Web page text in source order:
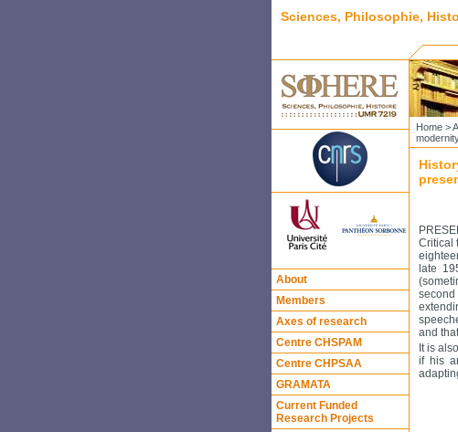
Sciences, Philosophie,
About
Members
Axes of research
Centre CHSPAM
Centre CHPSAA
GRAMATA
Current Funded
Research Projects
Home>
Critical
late
second
and
It is
if his